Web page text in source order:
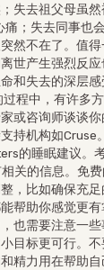
失去祖父母虽然
痛；失去同事也
然不在了。值
世产生强烈反
和失去的深层
程中，有许多
或咨询师谈谈你
持机构如Cruse
的睡眠建议。
关的信息。免
，比如确保充
帮助你感觉更
也需要注意一
目标更可行。
精力用在帮助